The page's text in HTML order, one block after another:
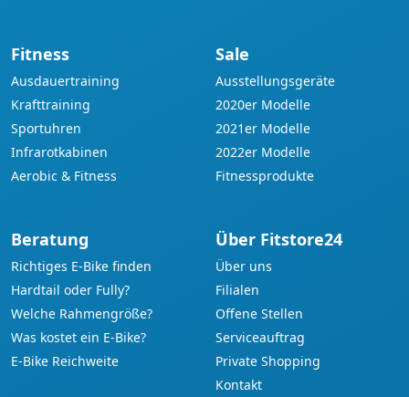
Fitness
Ausdauertraining
Krafttraining
Sportuhren
Infrarotkabinen
Aerobic & Fitness
Sale
Ausstellungsgeräte
2020er Modelle
2021er Modelle
2022er Modelle
Fitnessprodukte
Beratung
Richtiges E-Bike finden
Hardtail oder Fully?
Welche Rahmengröße?
Was kostet ein E-Bike?
E-Bike Reichweite
Über Fitstore24
Über uns
Filialen
Offene Stellen
Serviceauftrag
Private Shopping
Kontakt